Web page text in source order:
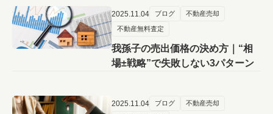
2025.11.04 ブログ 不動産売却
不動産無料査定
我孫子の売出価格の決め方｜“相
場±戦略”で失敗しない3パターン
2025.11.04 ブログ 不動産売却